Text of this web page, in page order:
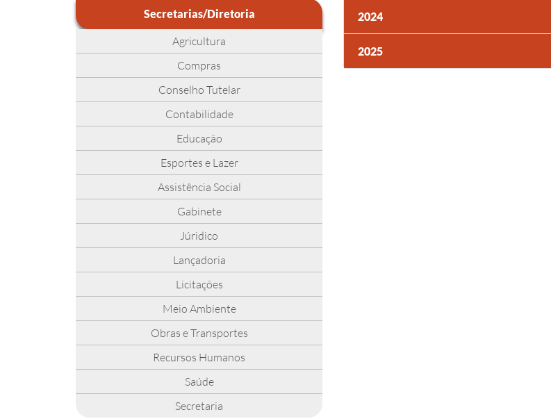
Secretarias/Diretoria
Agricultura
Compras
Conselho Tutelar
Contabilidade
Educação
Esportes e Lazer
Assistência Social
Gabinete
Júridico
Lançadoria
Licitações
Meio Ambiente
Obras e Transportes
Recursos Humanos
Saúde
Secretaria
2024
2025